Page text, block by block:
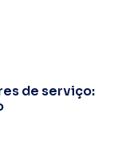
de serviço: